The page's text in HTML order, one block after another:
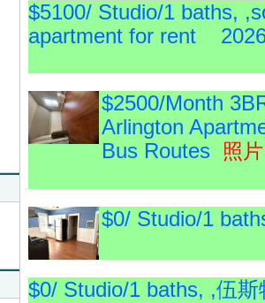
$5100/ Studio/1 baths,
apartment for rent
$2500/Month
Arlington
Bus Routes 照片
$0/ Studio/1
$0/ Studio/1 baths, ,伍